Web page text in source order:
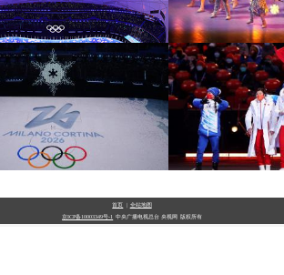
京冬奥会圆满落幕
场内外的名场面
[图]2022北
式：鸟巢文
首页 全站地图
京ICP备10003349号-1 中央广播电视总台 央视网 版权所有